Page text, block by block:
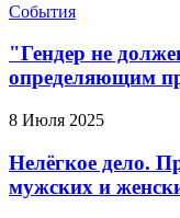
События
"Гендер не
определяющим
8 Июля 2025
Нелёгкое дело.
мужских и